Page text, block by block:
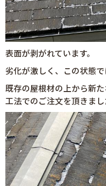
表面が剥がれています。
劣化が激しく、この状態で
既存の屋根材の上から新
工法でのご注文を頂きまし